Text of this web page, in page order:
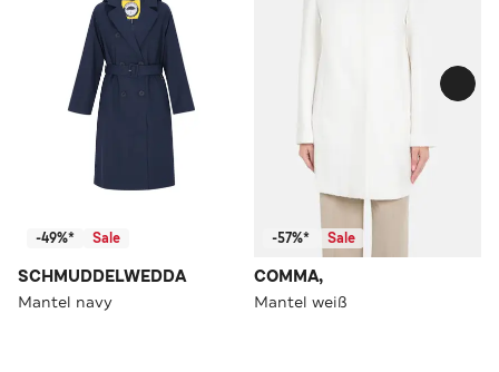
-49%* Sale
SCHMUDDELWEDDA
Mantel navy
-57%* Sale
COMMA,
Mantel weiß